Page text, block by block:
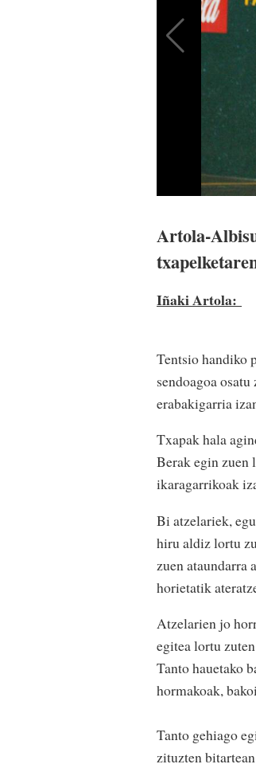
Artola-
Iñaki Artola:
Tentsio handiko
sendoagoa
erabakigarria
Txapak hala
Berak egin zuen
ikaragarrikoak
Bi atzelariek,
hiru aldiz lortu
zuen ataundarra
horietatik
Atzelarien jo
egitea lortu
Tanto hauetako
hormakoak,
Tanto gehiago
zituzten